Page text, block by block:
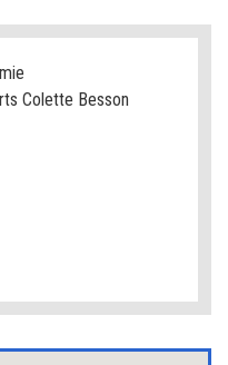
Colette Besson